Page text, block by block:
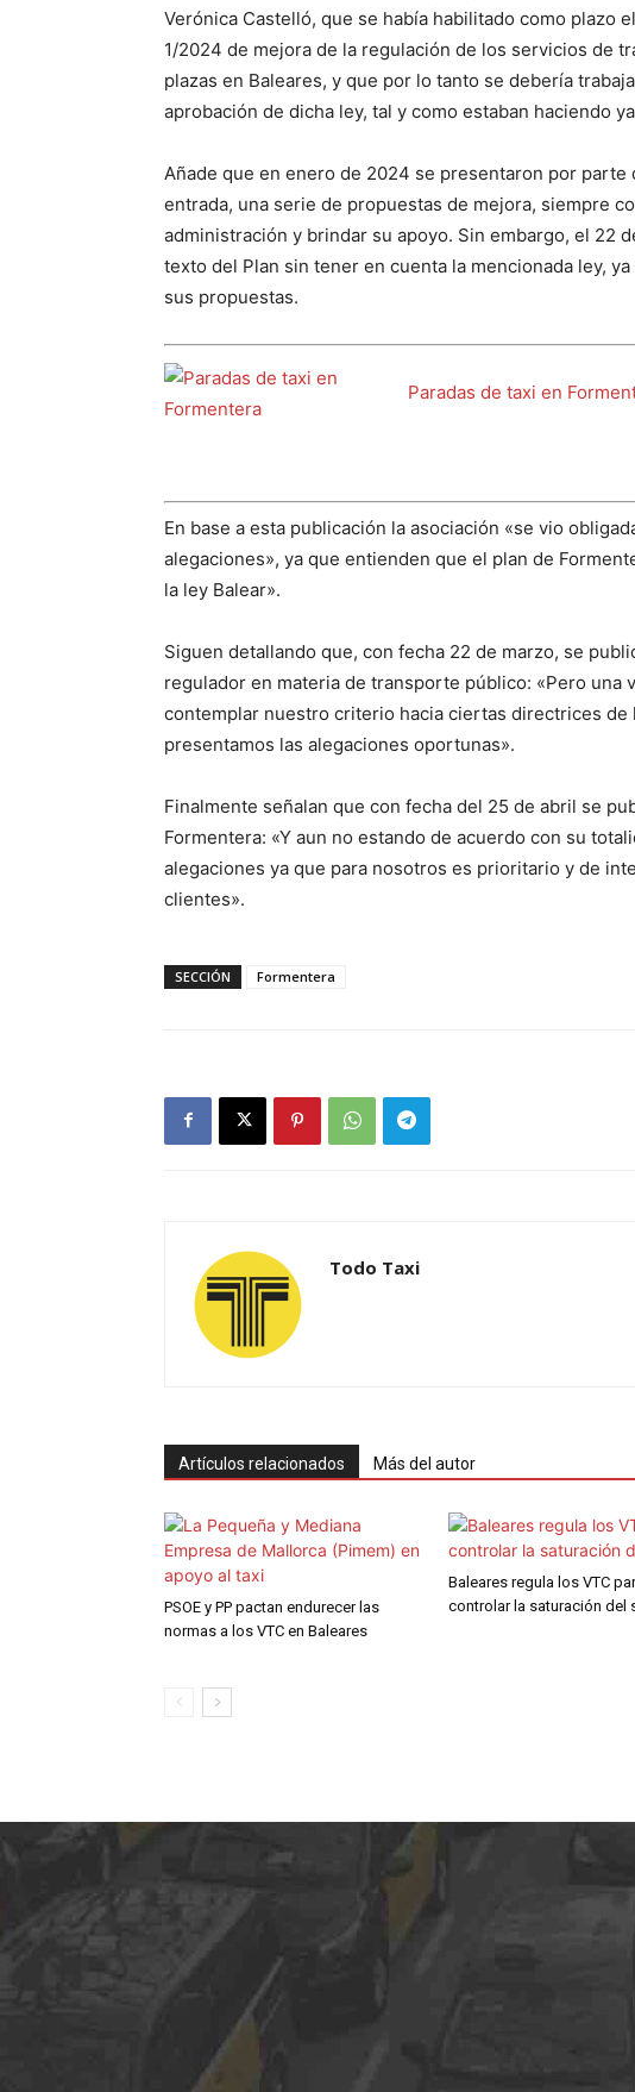
Verónica Castelló, que se había habilitado como plazo
1/2024 de mejora de la regulación de los servicios de
plazas en Baleares, y que por lo tanto se debería
aprobación de dicha ley, tal y como estaban haciendo
Añade que en enero de 2024 se presentaron por
entrada, una serie de propuestas de mejora, siempre
administración y brindar su apoyo. Sin embargo, el 22
texto del Plan sin tener en cuenta la mencionada ley,
sus propuestas.
Paradas de taxi en
En base a esta publicación la asociación «se vio
alegaciones», ya que entienden que el plan de
la ley Balear».
Siguen detallando que, con fecha 22 de marzo, se
regulador en materia de transporte público: «Pero una
contemplar nuestro criterio hacia ciertas directrices
presentamos las alegaciones oportunas».
Finalmente señalan que con fecha del 25 de abril se
Formentera: «Y aun no estando de acuerdo con su
alegaciones ya que para nosotros es prioritario y de
clientes».
SECCIÓN Formentera
Todo Taxi
Artículos relacionados Más del autor
PSOE y PP pactan endurecer las
normas a los VTC en Baleares
Baleares regula los VTC
controlar la saturación del